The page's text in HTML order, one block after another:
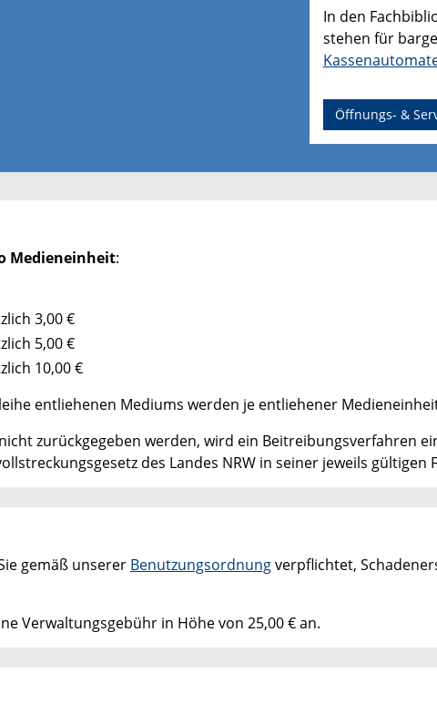
In den
stehen für
Öffnungs- &
Medieneinheit:
3,00 €
5,00 €
10,00 €
entliehenen Mediums werden je entliehener
zurückgegeben werden, wird ein Beitreibungsverfahren
des Landes NRW in seiner jeweils gültigen
gemäß unserer Benutzungsordnungverpflichtet,
Verwaltungsgebühr in Höhe von 25,00 € an.